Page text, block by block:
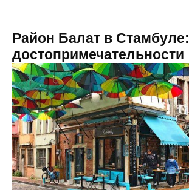
Район Балат в Стамбуле:
достопримечательности